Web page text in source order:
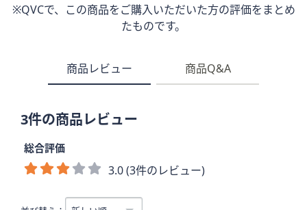
※QVCで、この商品をご購入いただいた方の評価をまとめ
たものです。
商品レビュー 商品Q&A
3件の商品レビュー
総合評価
3.0 (3件のレビュー)